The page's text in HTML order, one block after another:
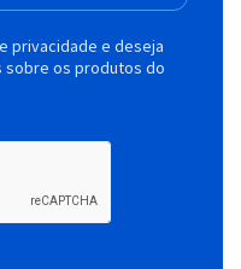
privacidade e deseja
sobre os produtos do